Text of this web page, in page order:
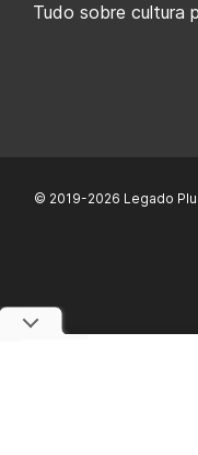
Tudo sobre cultura
© 2019-2026 Legado